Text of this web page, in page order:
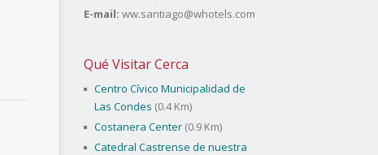
E-mail: ww.santiago@whotels.com
Qué Visitar Cerca
Centro Cívico Municipalidad de
Las Condes (0.4 Km)
Costanera Center (0.9 Km)
Catedral Castrense de nuestra